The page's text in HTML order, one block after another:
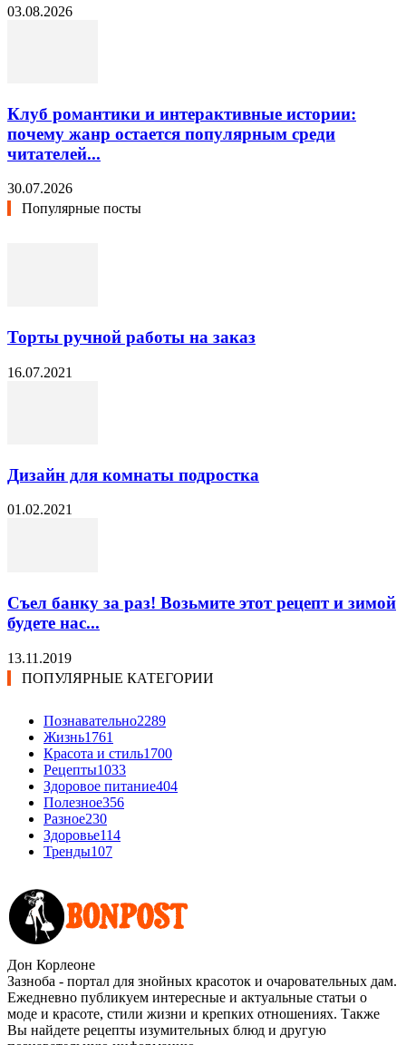
03.08.2026
Клуб романтики и интерактивные истории:
почему жанр остается популярным среди
читателей...
30.07.2026
Популярные посты
Торты ручной работы на заказ
16.07.2021
Дизайн для комнаты подростка
01.02.2021
Съел банку за раз! Возьмите этот рецепт и зимой
будете нас...
13.11.2019
ПОПУЛЯРНЫЕ КАТЕГОРИИ
Познавательно2289
Жизнь1761
Красота и стиль1700
Рецепты1033
Здоровое питание404
Полезное356
Разное230
Здоровье114
Тренды107
Дон Корлеоне
Зазноба - портал для знойных красоток и очаровательных дам.
Ежедневно публикуем интересные и актуальные статьи о
моде и красоте, стили жизни и крепких отношениях. Также
Вы найдете рецепты изумительных блюд и другую